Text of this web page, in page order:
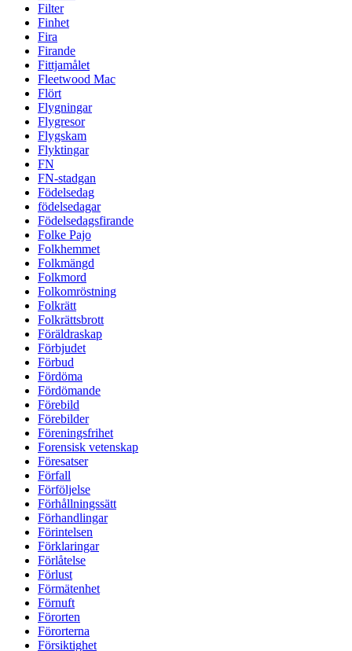
Filter
Finhet
Fira
Firande
Fittjamålet
Fleetwood Mac
Flört
Flygningar
Flygresor
Flygskam
Flyktingar
FN
FN-stadgan
Födelsedag
födelsedagar
Födelsedagsfirande
Folke Pajo
Folkhemmet
Folkmängd
Folkmord
Folkomröstning
Folkrätt
Folkrättsbrott
Föräldraskap
Förbjudet
Förbud
Fördöma
Fördömande
Förebild
Förebilder
Föreningsfrihet
Forensisk vetenskap
Föresatser
Förfall
Förföljelse
Förhållningssätt
Förhandlingar
Förintelsen
Förklaringar
Förlåtelse
Förlust
Förmätenhet
Förnuft
Förorten
Förorterna
Försiktighet